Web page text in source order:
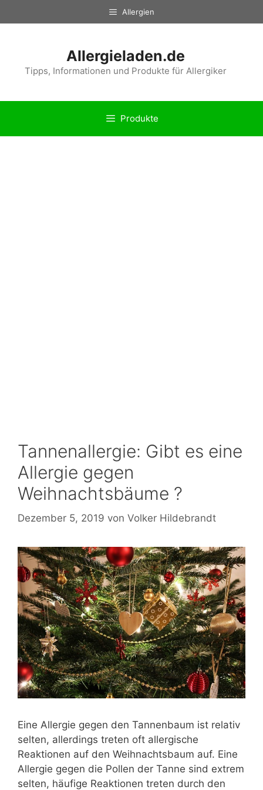
Inhalt
Allergien
Allergieladen.de
Tipps, Informationen und Produkte für Allergiker
Produkte
Tannenallergie: Gibt es eine
Allergie gegen
Weihnachtsbäume ?
Dezember 5, 2019 von Volker Hildebrandt
Eine Allergie gegen den Tannenbaum ist relativ
selten, allerdings treten oft allergische
Reaktionen auf den Weihnachtsbaum auf. Eine
Allergie gegen die Pollen der Tanne sind extrem
selten, häufige Reaktionen treten durch den